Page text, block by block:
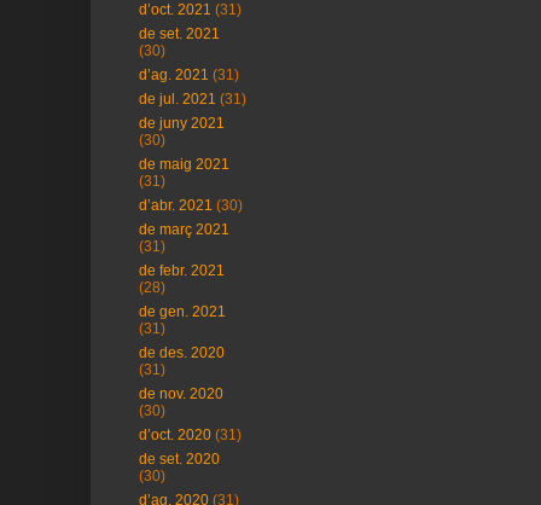
d’oct. 2021 (31)
de set. 2021
(30)
d’ag. 2021 (31)
de jul. 2021 (31)
de juny 2021
(30)
de maig 2021
(31)
d’abr. 2021 (30)
de març 2021
(31)
de febr. 2021
(28)
de gen. 2021
(31)
de des. 2020
(31)
de nov. 2020
(30)
d’oct. 2020 (31)
de set. 2020
(30)
d’ag. 2020 (31)